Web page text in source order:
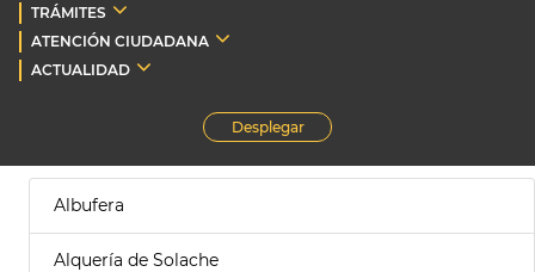
TRÁMITES
ATENCIÓN CIUDADANA
ACTUALIDAD
Desplegar
Albufera
Alquería de Solache